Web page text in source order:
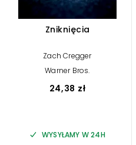
Zniknięcia
Zach Cregger
Warner Bros.
24,38 zł
WYSYŁAMY W 24H